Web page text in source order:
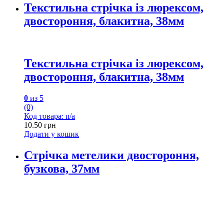
Текстильна стрічка із люрексом,
двостороння, блакитна, 38мм
Текстильна стрічка із люрексом,
двостороння, блакитна, 38мм
0 из 5
(0)
Код товара: n/a
10.50 грн
Додати у кошик
Стрічка метелики двостороння,
бузкова, 37мм